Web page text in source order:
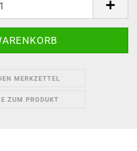
MERKZETTEL
ZUM PRODUKT